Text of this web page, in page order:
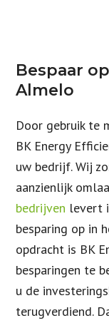
Bespaar
Almelo
Door gebruik te
BK Energy
uw bedrijf. Wij
aanzienlijk
bedrijven levert
besparing op in
opdracht is BK
besparingen te
u de
terugverdiend.